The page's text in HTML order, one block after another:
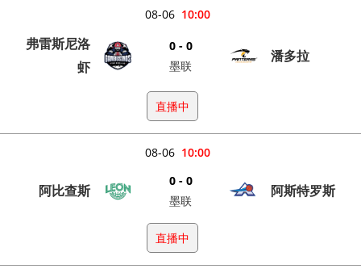
10:00
08-06
弗雷斯尼洛
虾
0 - 0
墨联
潘多拉
直播中
10:00
08-06
阿比查斯
0 - 0
墨联
阿斯特罗斯
直播中